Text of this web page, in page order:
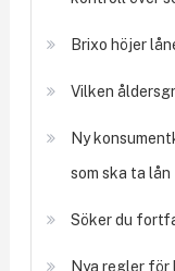
Brixo höjer
Vilken
Ny
som ska ta lån
Söker du
Nya regler för